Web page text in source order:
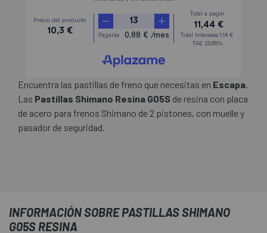
Encuentra las pastillas de freno que necesitas en Escapa.
Las Pastillas Shimano Resina G05S de resina con placa
de acero para frenos Shimano de 2 pistones, con muelle y
pasador de seguridad.
INFORMACIÓN SOBRE PASTILLAS SHIMANO
G05S RESINA